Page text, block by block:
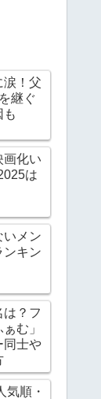
涙！父
継ぐ
も
画化い
は
いメン
ンキン
は？フ
む」
同士や
気順・